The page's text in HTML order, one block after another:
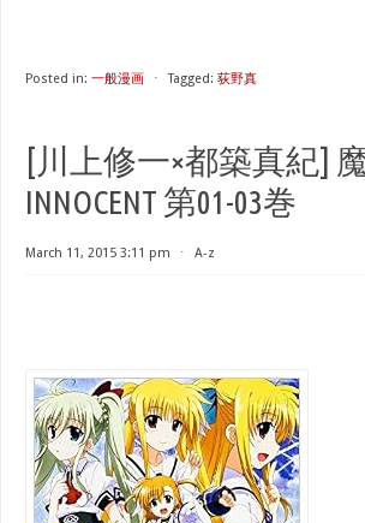
Posted in: 一般漫画 ⋅ Tagged: 荻野真
[川上修一×都築真紀]
INNOCENT 第01-03巻
March 11, 2015 3:11 pm ⋅ A-z